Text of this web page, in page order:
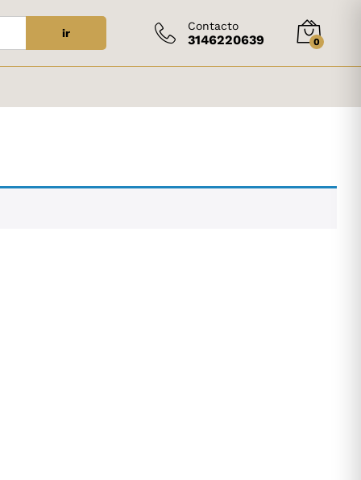
ir
Contacto
3146220639 0